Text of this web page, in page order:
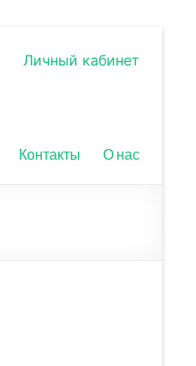
Личный кабинет
Контакты О нас